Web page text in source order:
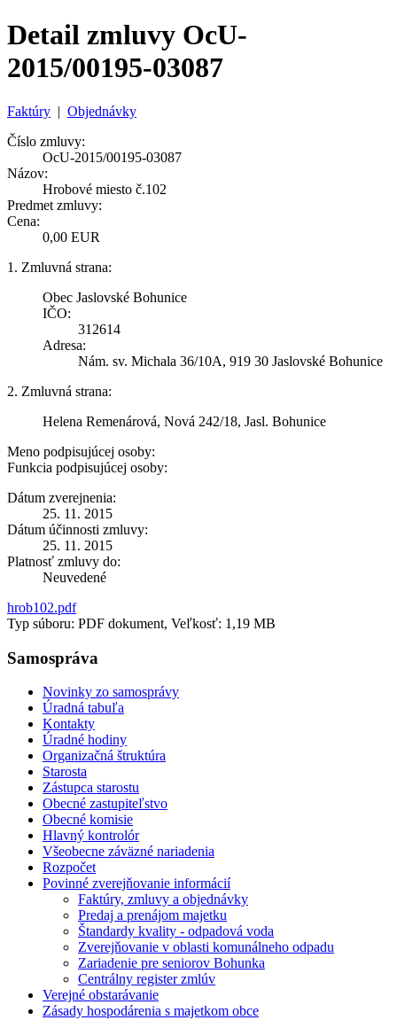
Detail zmluvy OcU-
2015/00195-03087
Faktúry | Objednávky
Číslo zmluvy:
OcU-2015/00195-03087
Názov:
Hrobové miesto č.102
Predmet zmluvy:
Cena:
0,00 EUR
1. Zmluvná strana:
Obec Jaslovské Bohunice
IČO:
312614
Adresa:
Nám. sv. Michala 36/10A, 919 30 Jaslovské Bohunice
2. Zmluvná strana:
Helena Remenárová, Nová 242/18, Jasl. Bohunice
Meno podpisujúcej osoby:
Funkcia podpisujúcej osoby:
Dátum zverejnenia:
25. 11. 2015
Dátum účinnosti zmluvy:
25. 11. 2015
Platnosť zmluvy do:
Neuvedené
hrob102.pdf
Typ súboru: PDF dokument, Veľkosť: 1,19 MB
Samospráva
Novinky zo samosprávy
Úradná tabuľa
Kontakty
Úradné hodiny
Organizačná štruktúra
Starosta
Zástupca starostu
Obecné zastupiteľstvo
Obecné komisie
Hlavný kontrolór
Všeobecne záväzné nariadenia
Rozpočet
Povinné zverejňovanie informácií
Faktúry, zmluvy a objednávky
Predaj a prenájom majetku
Štandardy kvality - odpadová voda
Zverejňovanie v oblasti komunálneho odpadu
Zariadenie pre seniorov Bohunka
Centrálny register zmlúv
Verejné obstarávanie
Zásady hospodárenia s majetkom obce